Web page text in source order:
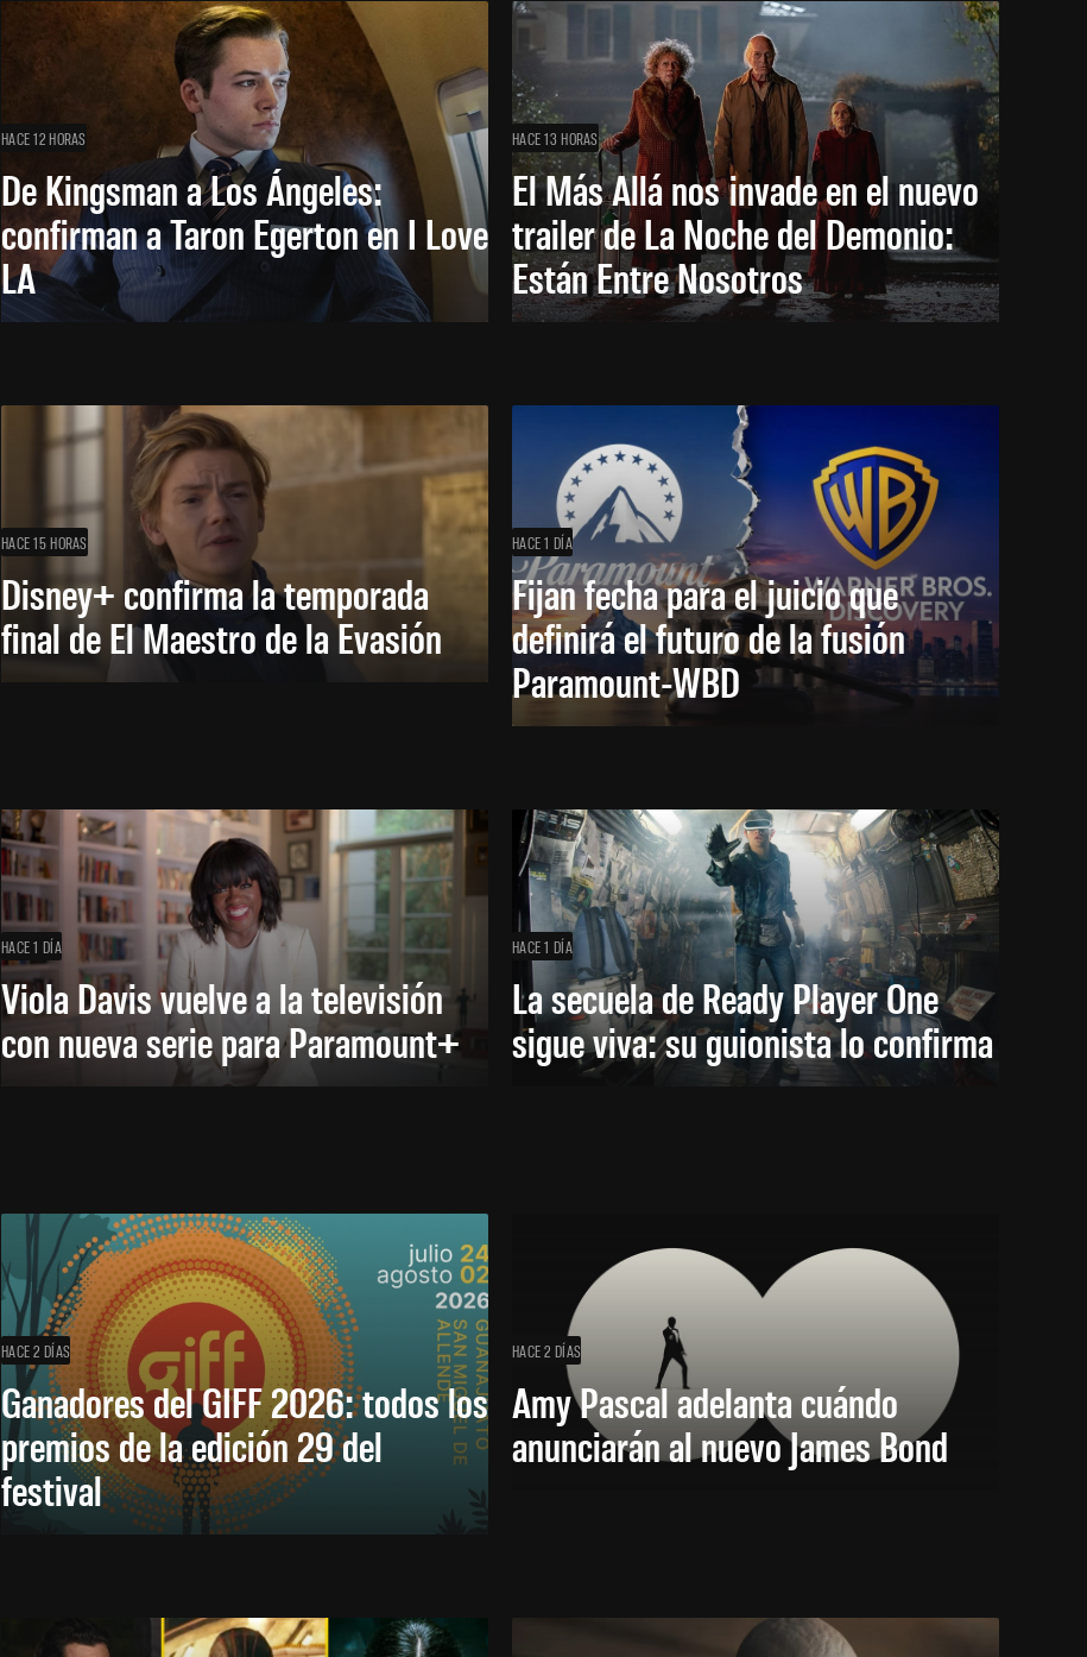
HACE 12 HORAS
De Kingsman a Los Ángeles:
confirman a Taron Egerton en I Love
LA
HACE 13 HORAS
El Más Allá nos invade en el nuevo
trailer de La Noche del Demonio:
Están Entre Nosotros
HACE 15 HORAS
Disney+ confirma la temporada
final de El Maestro de la Evasión
HACE 1 DÍA
Fijan fecha para el juicio que
definirá el futuro de la fusión
Paramount-WBD
HACE 1 DÍA
Viola Davis vuelve a la televisión
con nueva serie para Paramount+
HACE 1 DÍA
La secuela de Ready Player One
sigue viva: su guionista lo confirma
HACE 2 DÍAS
Ganadores del GIFF 2026: todos los
premios de la edición 29 del
festival
HACE 2 DÍAS
Amy Pascal adelanta cuándo
anunciarán al nuevo James Bond